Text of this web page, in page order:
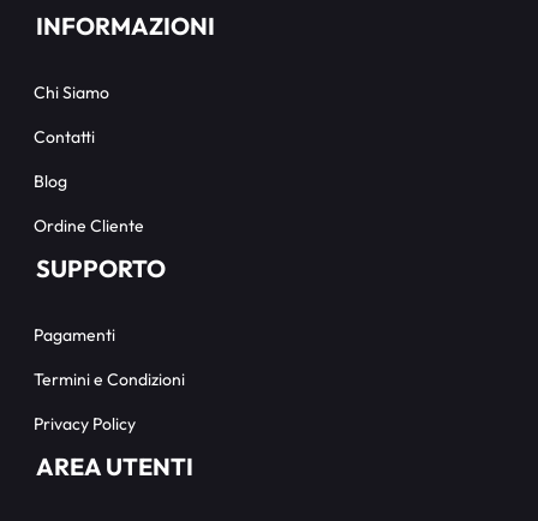
INFORMAZIONI
Chi Siamo
Contatti
Blog
Ordine Cliente
SUPPORTO
Pagamenti
Termini e Condizioni
Privacy Policy
AREA UTENTI